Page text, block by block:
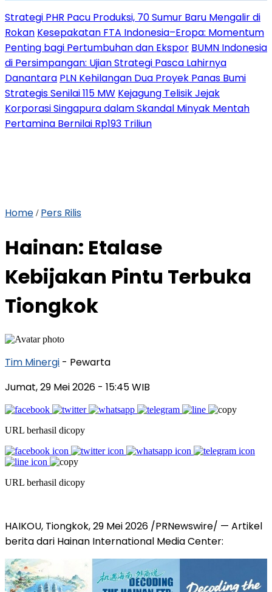
Strategi PHR Pacu Produksi, 70 Sumur Baru Mengalir di
Rokan Kesepakatan FTA Indonesia–Eropa: Momentum
Penting bagi Pertumbuhan dan Ekspor BUMN Indonesia
di Persimpangan: Ujian Strategi Pasca Lahirnya
Danantara PLN Kehilangan Dua Proyek Panas Bumi
Strategis Senilai 115 MW Kejagung Telisik Jejak
Korporasi Singapura dalam Skandal Minyak Mentah
Pertamina Bernilai Rp193 Triliun
Home / Pers Rilis
Hainan: Etalase
Kebijakan Pintu Terbuka
Tiongkok
Tim Minergi - Pewarta
Jumat, 29 Mei 2026 - 15:45 WIB
URL berhasil dicopy
URL berhasil dicopy
HAIKOU, Tiongkok, 29 Mei 2026 /PRNewswire/ — Artikel
berita dari Hainan International Media Center: